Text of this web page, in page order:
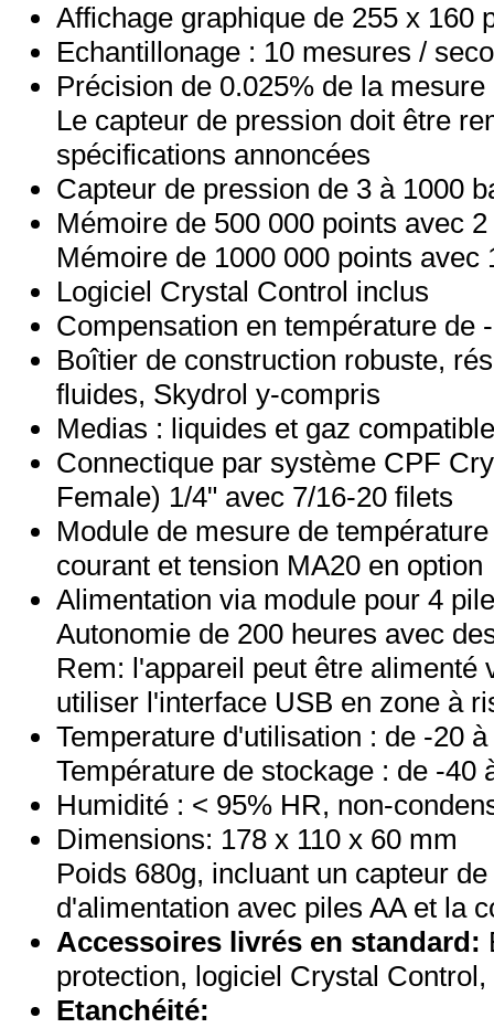
Affichage graphique de 255 x 160
Echantillonage : 10 mesures /
Précision de 0.025% de la mesure
Le capteur de pression doit être
spécifications annoncées
Capteur de pression de 3 à 1000
Mémoire de 500 000 points avec
Mémoire de 1000 000 points avec
Logiciel Crystal Control inclus
Compensation en température de
Boîtier de construction robuste,
fluides, Skydrol y-compris
Medias : liquides et gaz
Connectique par système CPF
Female) 1/4" avec 7/16-20 filets
Module de mesure de
courant et tension MA20 en option
Alimentation via module pour 4
Autonomie de 200 heures avec
Rem: l'appareil peut être alimenté
utiliser l'interface USB en zone à
Temperature d'utilisation : de -20 à
Température de stockage : de -40
Humidité : < 95% HR, non-
Dimensions: 178 x 110 x 60 mm
Poids 680g, incluant un capteur
d'alimentation avec piles AA et la
Accessoires livrés en standard:
protection, logiciel Crystal
Etanchéité: